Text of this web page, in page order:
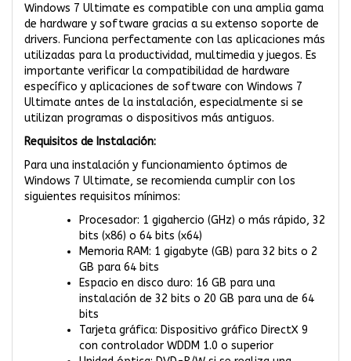
Windows 7 Ultimate es compatible con una amplia gama
de hardware y software gracias a su extenso soporte de
drivers. Funciona perfectamente con las aplicaciones más
utilizadas para la productividad, multimedia y juegos. Es
importante verificar la compatibilidad de hardware
específico y aplicaciones de software con Windows 7
Ultimate antes de la instalación, especialmente si se
utilizan programas o dispositivos más antiguos.
Requisitos de Instalación:
Para una instalación y funcionamiento óptimos de
Windows 7 Ultimate, se recomienda cumplir con los
siguientes requisitos mínimos:
Procesador: 1 gigahercio (GHz) o más rápido, 32
bits (x86) o 64 bits (x64)
Memoria RAM: 1 gigabyte (GB) para 32 bits o 2
GB para 64 bits
Espacio en disco duro: 16 GB para una
instalación de 32 bits o 20 GB para una de 64
bits
Tarjeta gráfica: Dispositivo gráfico DirectX 9
con controlador WDDM 1.0 o superior